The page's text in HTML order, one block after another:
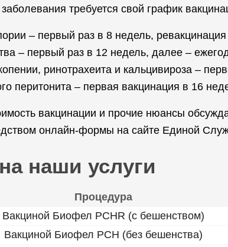
требуется свой график
– первый раз в 8 недель,
– первый раз в 12 недель, далее –
ринотрахеита и кальцивироза –
перитонита – первая вакцинация в 16
вакцинации и прочие нюансы
онлайн-формы на сайте Единой
наши услуги
Процедура
Вакциной Биофел PCHR (с бешенством)
Вакциной Биофел PCH (без бешенства)